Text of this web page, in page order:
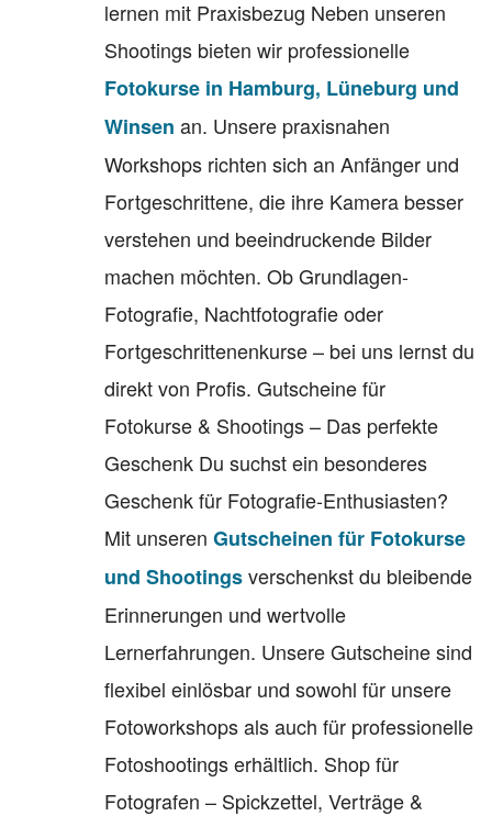
lernen mit Praxisbezug Neben unseren
Shootings bieten wir professionelle
Fotokurse in Hamburg, Lüneburg und
Winsen an. Unsere praxisnahen
Workshops richten sich an Anfänger und
Fortgeschrittene, die ihre Kamera besser
verstehen und beeindruckende Bilder
machen möchten. Ob Grundlagen-
Fotografie, Nachtfotografie oder
Fortgeschrittenenkurse – bei uns lernst du
direkt von Profis. Gutscheine für
Fotokurse & Shootings – Das perfekte
Geschenk Du suchst ein besonderes
Geschenk für Fotografie-Enthusiasten?
Mit unseren Gutscheinen für Fotokurse
und Shootingsverschenkst du bleibende
Erinnerungen und wertvolle
Lernerfahrungen. Unsere Gutscheine sind
flexibel einlösbar und sowohl für unsere
Fotoworkshops als auch für professionelle
Fotoshootings erhältlich. Shop für
Fotografen – Spickzettel, Verträge &